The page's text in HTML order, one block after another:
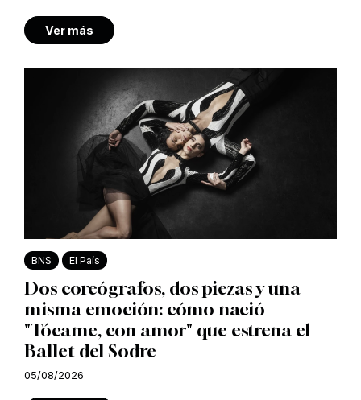
Ver más
BNS El País
Dos coreógrafos, dos piezas y una
misma emoción: cómo nació
"Tócame, con amor" que estrena el
Ballet del Sodre
05/08/2026